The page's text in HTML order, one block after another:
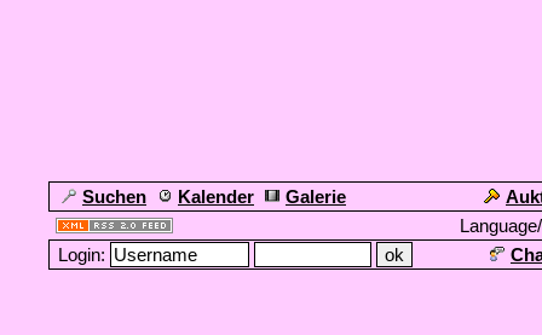
Suchen Kalender Galerie
Login: